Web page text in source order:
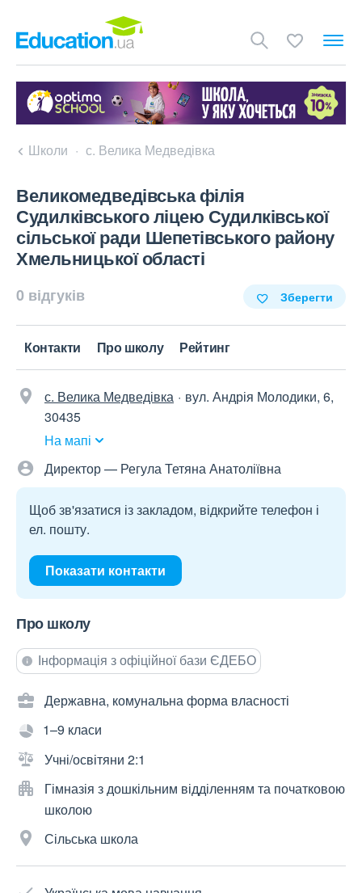
Школи с. Велика Медведівка
Великомедведівська філія
Судилківського ліцею Судилківської
сільської ради Шепетівського району
Хмельницької області
0 відгуків Зберегти
Контакти Про школу Рейтинг
с. Велика Медведівка
вул. Андрія Молодики, 6,
30435
На мапі
Директор — Регула Тетяна Анатоліївна
Щоб зв'язатися із закладом, відкрийте телефон і
ел. пошту.
Показати контакти
Про школу
Інформація з офіційної бази ЄДЕБО
Державна, комунальна форма власності
1–9 класи
Учні/освітяни 2:1
Гімназія з дошкільним відділенням та початковою
школою
Сільська школа